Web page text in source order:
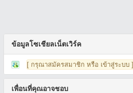
ข้อมูลโซเชียลเน็ตเวิร์ค
[ กรุณาสมัครสมาชิก หรือ เข้าสู่ระบบ ]
เพื่อนที่คุณอาจชอบ